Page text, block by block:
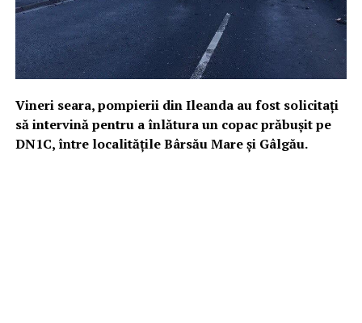
Vineri seara, pompierii din Ileanda au fost solicitați
să intervină pentru a înlătura un copac prăbuşit pe
DN1C, între localităţile Bârsău Mare şi Gâlgău.